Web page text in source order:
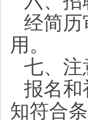
经简历
用。
七、注
报名和
知符合